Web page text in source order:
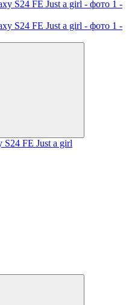
S24 FE Just a girl